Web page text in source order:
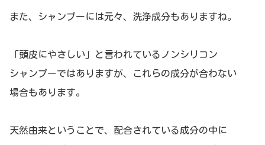
また、シャンプーには元々、洗浄成分もありますね。
「頭皮にやさしい」と言われているノンシリコン
シャンプーではありますが、これらの成分が合わない
場合もあります。
天然由来ということで、配合されている成分の中に